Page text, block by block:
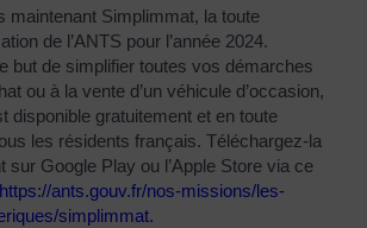
maintenant Simplimmat, la toute
de l’ANTS pour l’année 2024.
but de simplifier toutes vos démarches
ou à la vente d’un véhicule d’occasion,
disponible gratuitement et en toute
les résidents français. Téléchargez-la
sur Google Play ou l’Apple Store via ce
https://ants.gouv.fr/nos-missions/les-
simplimmat.